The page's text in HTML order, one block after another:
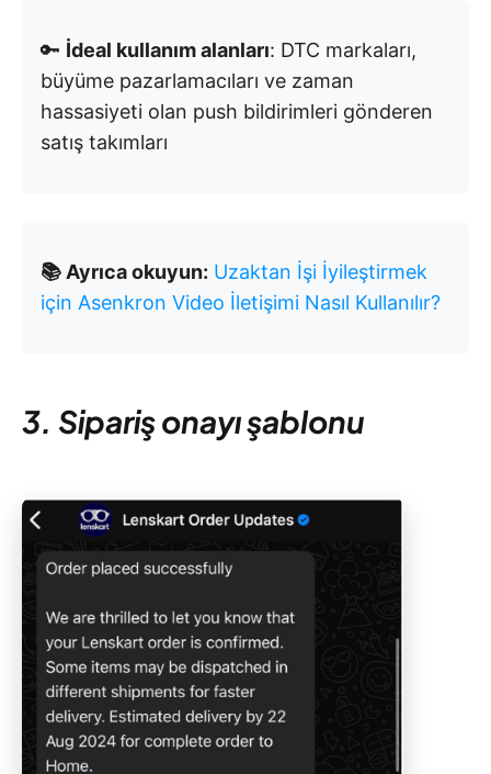
🔑 İdeal kullanım alanları: DTC markaları,
büyüme pazarlamacıları ve zaman
hassasiyeti olan push bildirimleri gönderen
satış takımları
📚 Ayrıca okuyun: Uzaktan İşi İyileştirmek
için Asenkron Video İletişimi Nasıl Kullanılır?
3. Sipariş onayı şablonu